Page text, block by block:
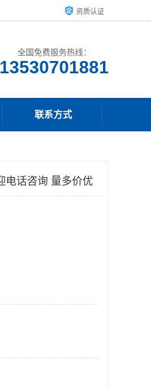
资质认证
全国免费服务热线：
联系方式
电话咨询 量多价优